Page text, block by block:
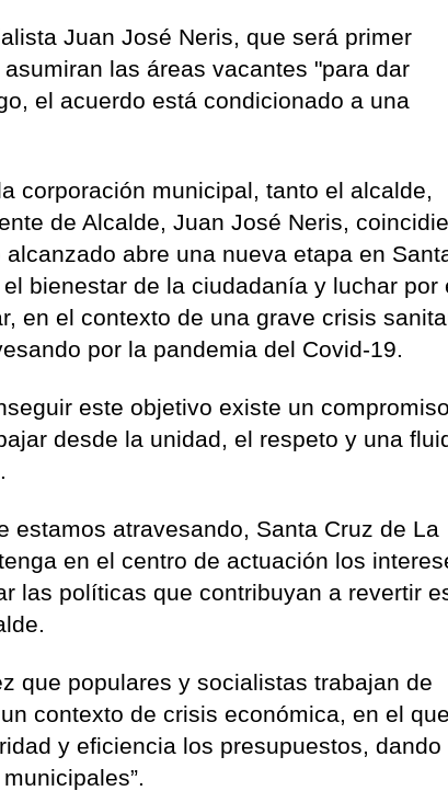
Juan José Neris, que será primer
las áreas vacantes "para dar
el acuerdo está condicionado a una
corporación municipal, tanto el alcalde,
de Alcalde, Juan José Neris,
abre una nueva etapa en
bienestar de la ciudadanía y luchar por
en el contexto de una grave crisis
por la pandemia del Covid-19.
este objetivo existe un compromiso
desde la unidad, el respeto y una
estamos atravesando, Santa Cruz de La
en el centro de actuación los
las políticas que contribuyan a revertir
que populares y socialistas trabajan de
contexto de crisis económica, en el que
y eficiencia los presupuestos, dando